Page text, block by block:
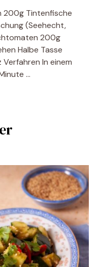
200g Tintenfische
(Seehecht,
200g
Halbe Tasse
Verfahren In einem
…